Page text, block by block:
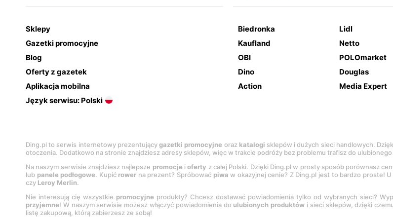
Sklepy
Gazetki promocyjne
Blog
Oferty z gazetek
Aplikacja mobilna
Język serwisu: Polski
Biedronka Lidl
Kaufland
Netto
OBI
POLOmarket
Dino
Douglas
Action
Media Expert
Ding.pl to serwis internetowy prezentującygazetki promocyjne oraz katalogi sklepów i dużych sieci handlowych.
otoczenia. Dodatkowo na stronie znajdziesz adresy sklepów, więc w trakcie podróży bez problemu trafisz do
Na naszym serwisie znajdziesz najlepsze promocje ioferty z całej Polski. Dzięki Ding.pl w prosty sposób porównasz
lub panele podłogowe. Kupić rower na prezent? Spróbować piwa w okazyjnej cenie? Z Ding.pl jest to bardzo proste!
czy Leroy Merlin.
Nie interesują cię wszystkie promocyjne produkty? Chcesz dostawać powiadomienia tylko od wybranych sieci?
przyjemne! W naszym serwisie możesz włączyć powiadomienia do ulubionych produktów i sieci sklepów, dzięki
listę zakupową, którą zabierzesz ze sobą!